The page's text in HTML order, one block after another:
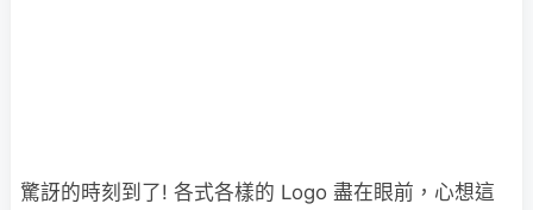
驚訝的時刻到了! 各式各樣的 Logo 盡在眼前，心想這